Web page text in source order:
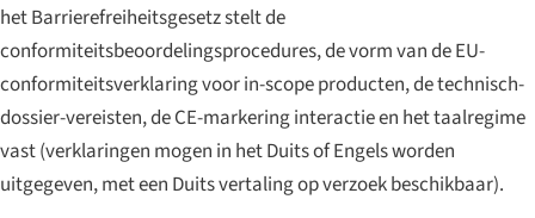
het Barrierefreiheitsgesetz stelt de
conformiteitsbeoordelingsprocedures, de vorm van de EU-
conformiteitsverklaring voor in-scope producten, de technisch-
dossier-vereisten, de CE-markering interactie en het taalregime
vast (verklaringen mogen in het Duits of Engels worden
uitgegeven, met een Duits vertaling op verzoek beschikbaar).